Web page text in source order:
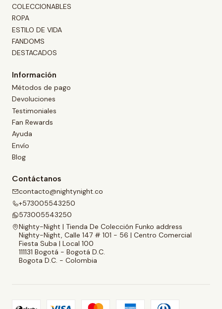
COLECCIONABLES
ROPA
ESTILO DE VIDA
FANDOMS
DESTACADOS
Información
Métodos de pago
Devoluciones
Testimoniales
Fan Rewards
Ayuda
Envío
Blog
Contáctanos
contacto@nightynight.co
+573005543250
573005543250
Nighty-Night | Tienda De Colección Funko address
Nighty-Night, Calle 147 # 101 - 56 | Centro Comercial
Fiesta Suba | Local 100
111131 Bogotá - Bogotá D.C.
Bogota D.C. - Colombia